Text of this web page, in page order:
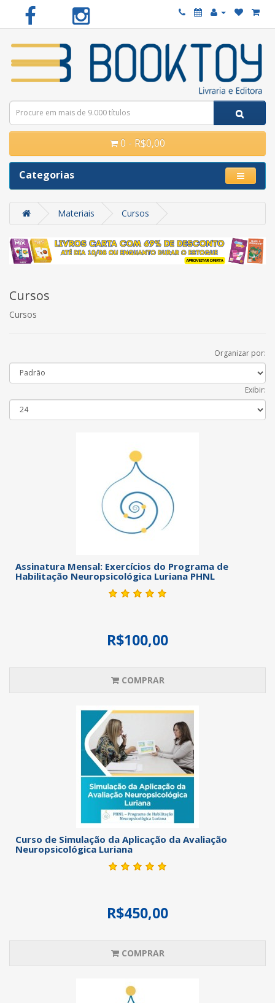
0 - R$0,00
Categorias
Materiais Cursos
Cursos
Cursos
Organizar por:
Exibir:
Assinatura Mensal: Exercícios do Programa de
Habilitação Neuropsicológica Luriana PHNL
R$100,00
COMPRAR
Curso de Simulação da Aplicação da Avaliação
Neuropsicológica Luriana
R$450,00
COMPRAR